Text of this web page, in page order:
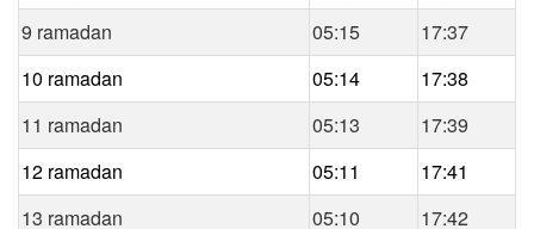
9 ramadan
05:15
17:37
10 ramadan
05:14
17:38
11 ramadan
05:13
17:39
12 ramadan
05:11
17:41
13 ramadan
05:10 17:42